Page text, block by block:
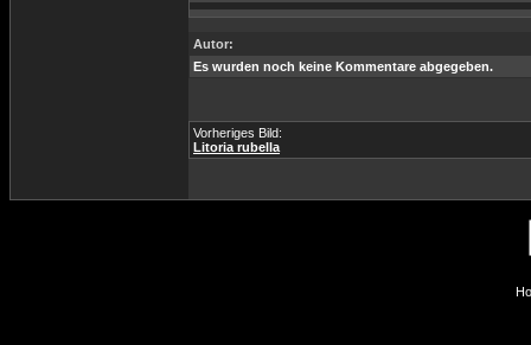
Autor:
Es wurden noch keine Kommentare abgegeben.
Vorheriges Bild:
Litoria rubella